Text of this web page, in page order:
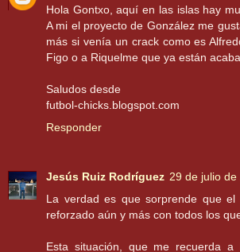
Hola Gontxo, aquí en las islas hay
A mi el proyecto de González me
más si venía un crack como es
Figo o a Riquelme que ya están
Saludos desde
futbol-chicks.blogspot.com
Responder
Jesús Ruiz Rodríguez 29 de julio
La verdad es que sorprende que el
reforzado aún y más con todos los
Esta situación, que me recuerda